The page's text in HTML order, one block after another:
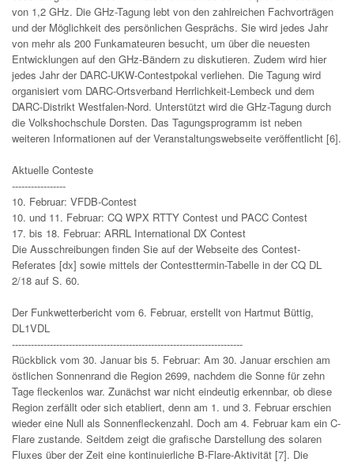
von 1,2 GHz. Die GHz-Tagung lebt von den zahlreichen Fachvorträgen
und der Möglichkeit des persönlichen Gesprächs. Sie wird jedes Jahr
von mehr als 200 Funkamateuren besucht, um über die neuesten
Entwicklungen auf den GHz-Bändern zu diskutieren. Zudem wird hier
jedes Jahr der DARC-UKW-Contestpokal verliehen. Die Tagung wird
organisiert vom DARC-Ortsverband Herrlichkeit-Lembeck und dem
DARC-Distrikt Westfalen-Nord. Unterstützt wird die GHz-Tagung durch
die Volkshochschule Dorsten. Das Tagungsprogramm ist neben
weiteren Informationen auf der Veranstaltungswebseite veröffentlicht [6].
Aktuelle Conteste
-----------------
10. Februar: VFDB-Contest
10. und 11. Februar: CQ WPX RTTY Contest und PACC Contest
17. bis 18. Februar: ARRL International DX Contest
Die Ausschreibungen finden Sie auf der Webseite des Contest-
Referates [dx] sowie mittels der Contesttermin-Tabelle in der CQ DL
2/18 auf S. 60.
Der Funkwetterbericht vom 6. Februar, erstellt von Hartmut Büttig,
DL1VDL
-------------------------------------------------------------------------
Rückblick vom 30. Januar bis 5. Februar: Am 30. Januar erschien am
östlichen Sonnenrand die Region 2699, nachdem die Sonne für zehn
Tage fleckenlos war. Zunächst war nicht eindeutig erkennbar, ob diese
Region zerfällt oder sich etabliert, denn am 1. und 3. Februar erschien
wieder eine Null als Sonnenfleckenzahl. Doch am 4. Februar kam ein C-
Flare zustande. Seitdem zeigt die grafische Darstellung des solaren
Fluxes über der Zeit eine kontinuierliche B-Flare-Aktivität [7]. Die